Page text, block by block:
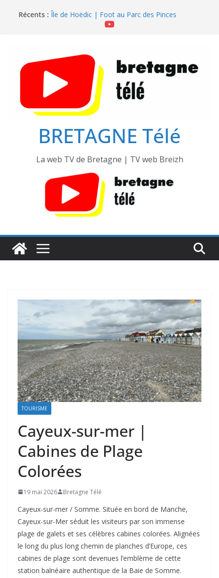
Récents : Île de Hoëdic | Dimanche le Jour du Zodiac
Île de Hoëdic | Foot au Parc des Pinces
Île de Hoëdic | Sensations Fortes en Open Skiff
BRETAGNE Télé
La web TV de Bretagne | TV web Breizh
TOURISME
Cayeux-sur-mer |
Cabines de Plage
Colorées
19 mai 2026 Bretagne Télé
Cayeux-sur-mer / Somme. Située en bord de Manche,
Cayeux-sur-Mer séduit les visiteurs par son immense
plage de galets et ses célèbres cabines colorées. Alignées
le long du plus long chemin de planches d’Europe, ces
cabines de plage sont devenues l’emblème de cette
station balnéaire authentique de la Baie de Somme.